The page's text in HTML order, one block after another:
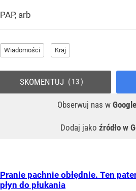
PAP, arb
Wiadomości Kraj
Obserwuj nas w
Dodaj jako źródło w
SKOMENTUJ 13
Pranie pachnie obłędnie. Ten
płyn do płukania